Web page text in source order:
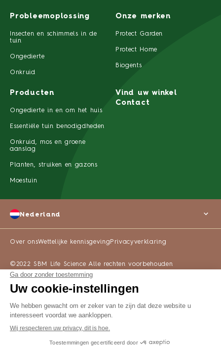
WAAR TE KOOP
Probleemoplossing
Insecten en schimmels in de
tuin
Ongedierte
Onkruid
Onze merken
Protect Garden
Protect Home
Biogents
Producten
Ongedierte in en om het huis
Essentiële tuin benodigdheden
Onkruid, mos en groene
aanslag
Planten, struiken en gazons
Moestuin
Vind uw winkel
Contact
Over onsWettelijke kennisgeving Privacyverklaring
©2022 SBM Life Science Alle rechten voorbehouden
Nederland